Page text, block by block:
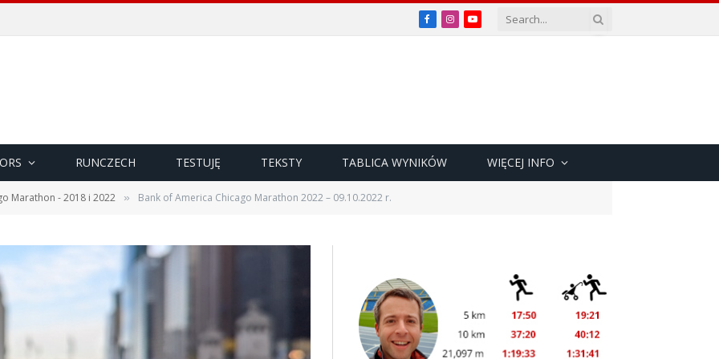
Facebook
InstagramYouTube
RUNCZECH TESTUJĘ TEKSTY TABLICA WYNIKÓW WIĘCEJ INFO
Marathon - 2018 i 2022 » Bank of America Chicago Marathon 2022 – 09.10.2022 r.